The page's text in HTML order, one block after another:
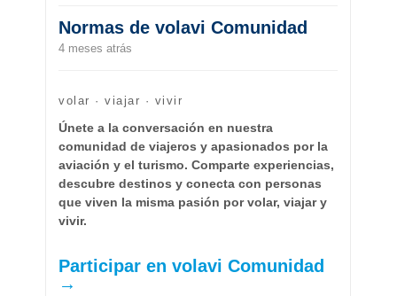
Normas de volavi Comunidad
4 meses atrás
volar · viajar · vivir
Únete a la conversación en nuestra
comunidad de viajeros y apasionados por la
aviación y el turismo. Comparte experiencias,
descubre destinos y conecta con personas
que viven la misma pasión por volar, viajar y
vivir.
Participar en volavi Comunidad
→